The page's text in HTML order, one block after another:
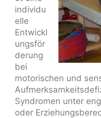
individu
elle
Entwickl
ungsför
derung
bei
motorischen und
Syndromen unter
oder